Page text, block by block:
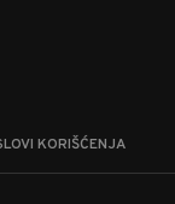
KORIŠĆENJA